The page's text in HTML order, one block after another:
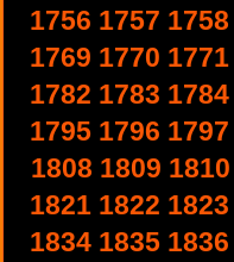
1756 1757 1758
1769 1770 1771
1782 1783 1784
1795 1796 1797
1808 1809 1810
1821 1822 1823
1834 1835 1836